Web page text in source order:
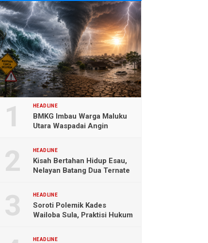
HEADLINE
BMKG Imbau Warga Maluku
Utara Waspadai Angin
HEADLINE
Kisah Bertahan Hidup Esau,
Nelayan Batang Dua Ternate
HEADLINE
Soroti Polemik Kades
Wailoba Sula, Praktisi Hukum
HEADLINE